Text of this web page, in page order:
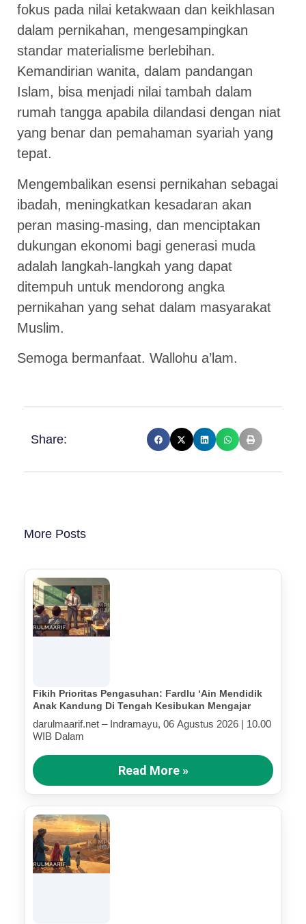
fokus pada nilai ketakwaan dan keikhlasan
dalam pernikahan, mengesampingkan
standar materialisme berlebihan.
Kemandirian wanita, dalam pandangan
Islam, bisa menjadi nilai tambah dalam
rumah tangga apabila dilandasi dengan niat
yang benar dan pemahaman syariah yang
tepat.
Mengembalikan esensi pernikahan sebagai
ibadah, meningkatkan kesadaran akan
peran masing-masing, dan menciptakan
dukungan ekonomi bagi generasi muda
adalah langkah-langkah yang dapat
ditempuh untuk mendorong angka
pernikahan yang sehat dalam masyarakat
Muslim.
Semoga bermanfaat. Wallohu a’lam.
Share:
More Posts
Fikih Prioritas Pengasuhan: Fardlu ‘Ain Mendidik
Anak Kandung Di Tengah Kesibukan Mengajar
darulmaarif.net – Indramayu, 06 Agustus 2026 | 10.00
WIB Dalam
Read More »